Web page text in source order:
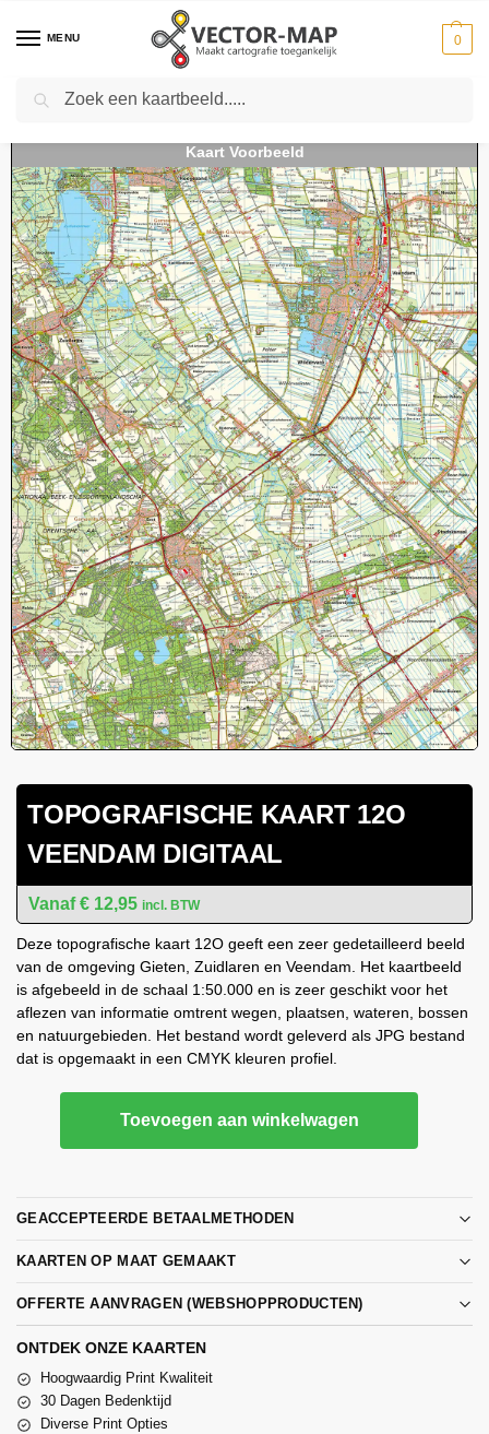
MENU 0
Home Kaarten - Topografische kaarten
TOPOGRAFISCHE KAART 12O
VEENDAM DIGITAAL
€ 12,95 incl. BTW
Deze topografische kaart 12O geeft een zeer gedetailleerd beeld
van de omgeving Gieten, Zuidlaren en Veendam. Het kaartbeeld
is afgebeeld in de schaal 1:50.000 en is zeer geschikt voor het
aflezen van informatie omtrent wegen, plaatsen, wateren, bossen
en natuurgebieden. Het bestand wordt geleverd als JPG bestand
dat is opgemaakt in een CMYK kleuren profiel.
Toevoegen aan winkelwagen
GEACCEPTEERDE BETAALMETHODEN
KAARTEN OP MAAT GEMAAKT
OFFERTE AANVRAGEN (WEBSHOPPRODUCTEN)
ONTDEK ONZE KAARTEN
Hoogwaardig Print Kwaliteit
30 Dagen Bedenktijd
Diverse Print Opties